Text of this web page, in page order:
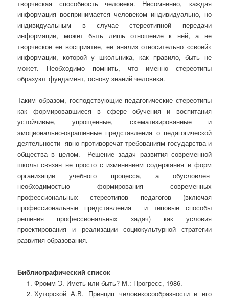
творческая способность человека. Несомненно, каждая
информация воспринимается человеком индивидуально, но
индивидуальным в случае стереотипной передачи
информации, может быть лишь отношение к ней, а не
творческое ее восприятие, ее анализ относительно «своей»
информации, которой у школьника, как правило, быть не
может. Необходимо помнить, что именно стереотипы
образуют фундамент, основу знаний человека.
Таким образом, господствующие педагогические стереотипы
как формировавшиеся в сфере обучения и воспитания
устойчивые, упрощенные, схематизированные и
эмоционально-окрашенные представления о педагогической
деятельности явно противоречат требованиям государства и
общества в целом. Решение задач развития современной
школы связан не просто с изменением содержания и форм
организации учебного процесса, а обусловлен
необходимостью формирования современных
профессиональных стереотипов педагогов (включая
профессиональные представления и типовые способы
решения профессиональных задач) как условия
проектирования и реализации социокультурной стратегии
развития образования.
Библиографический список
Фромм Э. Иметь или быть? М.: Прогресс, 1986.
Хуторской А.В. Принцип человекосообразности и его